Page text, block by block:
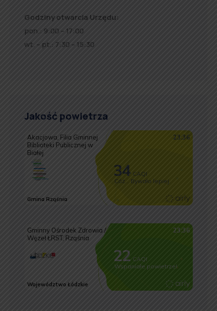
Godziny otwarcia Urzędu:
pon.: 9:00 – 17:00
wt. – pt.: 7:30 – 15:30
Jakość powietrza